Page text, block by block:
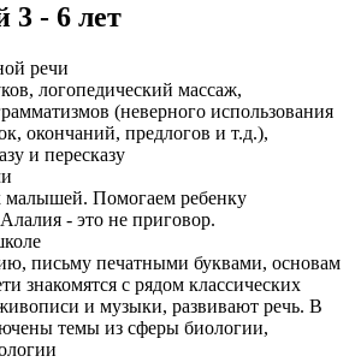
- 6 лет
речи
логопедический массаж,
(неверного использования
окончаний, предлогов и т.д.),
и пересказу
малышей. Помогаем ребенку
- это не приговор.
письму печатными буквами, основам
знакомятся с рядом классических
и музыки, развивают речь. В
темы из сферы биологии,